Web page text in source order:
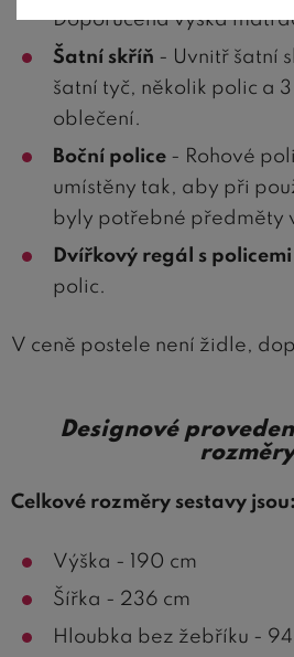
Doporučená výška
Šatní skříň - Uvnitř šatní
šatní tyč, několik polic a
oblečení.
Boční police - Rohové
umístěny tak, aby při
byly potřebné předměty
Dvířkový regál s policemi
polic.
V ceně postele není židle,
Designové
rozměry
Celkové rozměry sestavy jsou:
Výška - 190 cm
Šířka - 236 cm
Hloubka bez žebříku - 94